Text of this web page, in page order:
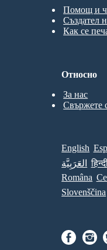
Помощ и
Създател
Как се
Относно
За нас
Свържете
English
العَرَبِيَّة
Româna
Slovenščina